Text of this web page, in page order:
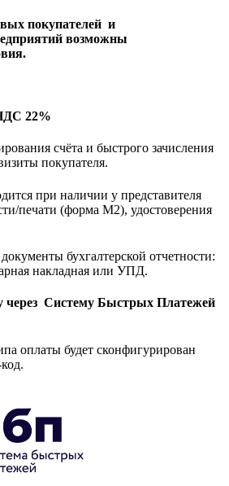
покупателей и
возможны
22%
счёта и быстрого зачисления
покупателя.
при наличии у представителя
печати (форма M2), удостоверения
бухгалтерской отчетности:
накладная или УПД.
через Систему Быстрых Платежей
оплаты будет сконфигурирован